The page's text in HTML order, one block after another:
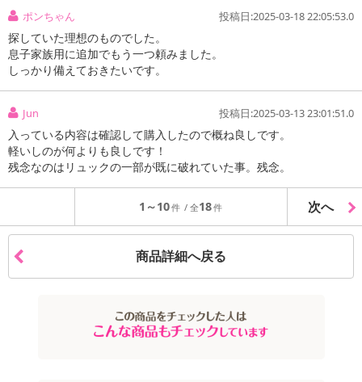
ポンちゃん 投稿日:2025-03-18 22:05:53.0
探していた理想のものでした。
息子家族用に追加でもう一つ頼みました。
しっかり備えておきたいです。
Jun 投稿日:2025-03-13 23:01:51.0
入っている内容は確認して購入したので概ね良しです。
軽いしのが何よりも良しです！
残念なのはリュックの一部が既に破れていた事。残念。
1～10 18 次へ
商品詳細へ戻る